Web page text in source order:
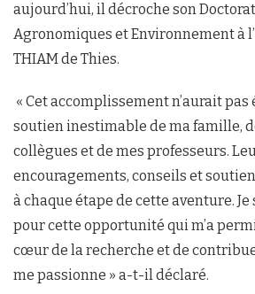
aujourd’hui, il décroche son
Agronomiques et Environnement à
THIAM de Thies.
« Cet accomplissement n’aurait
soutien inestimable de ma famille,
collègues et de mes professeurs.
encouragements, conseils et
à chaque étape de cette aventure.
pour cette opportunité qui m’a
cœur de la recherche et de
me passionne » a-t-il déclaré.